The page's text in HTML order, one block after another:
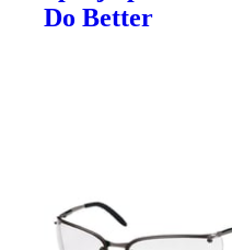
Do Better